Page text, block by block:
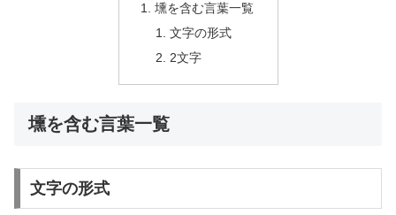
壎を含む言葉一覧
文字の形式
2文字
壎を含む言葉一覧
文字の形式